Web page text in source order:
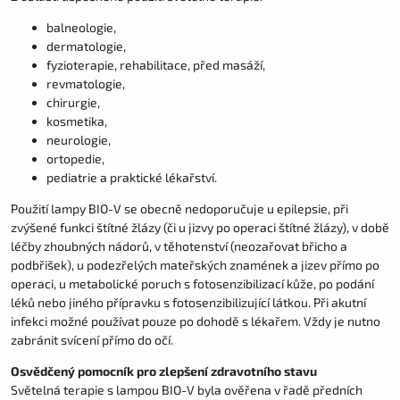
balneologie,
dermatologie,
fyzioterapie, rehabilitace, před masáží,
revmatologie,
chirurgie,
kosmetika,
neurologie,
ortopedie,
pediatrie a praktické lékařství.
Použití lampy BIO-V se obecně nedoporučuje u epilepsie, při
zvýšené funkci štítné žlázy (či u jizvy po operaci štítné žlázy), v době
léčby zhoubných nádorů, v těhotenství (neozařovat břicho a
podbřišek), u podezřelých mateřských znamének a jizev přímo po
operaci, u metabolické poruch s fotosenzibilizací kůže, po podání
léků nebo jiného přípravku s fotosenzibilizující látkou. Při akutní
infekci možné používat pouze po dohodě s lékařem. Vždy je nutno
zabránit svícení přímo do očí.
Osvědčený pomocník pro zlepšení zdravotního stavu
Světelná terapie s lampou BIO-V byla ověřena v řadě předních